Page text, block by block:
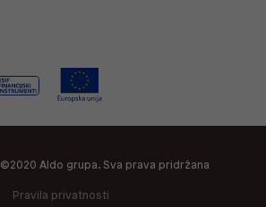
©2020 Aldo grupa. Sva prava pridržana
Pravila privatnosti